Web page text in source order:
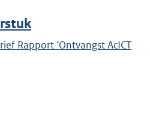
Rapport ‘Ontvangst AcICT